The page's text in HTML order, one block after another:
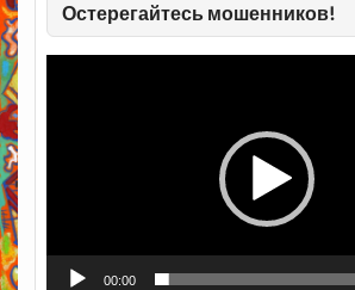
Остерегайтесь мошенников!
Видеоплеер
00:00